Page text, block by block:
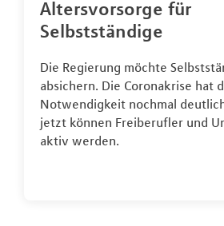
Altersvorsorge für
Selbstständige
Die Regierung möchte
absichern. Die Coronakrise hat
Notwendigkeit nochmal
jetzt können Freiberufler und
aktiv werden.